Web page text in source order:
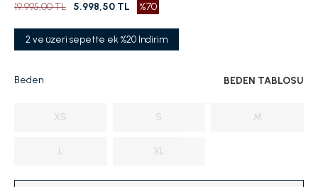
19.995,00 TL 5.998,50 TL %70
2 ve üzeri sepette ek %20 İndirim
Beden BEDEN TABLOSU
XS S M
L XL